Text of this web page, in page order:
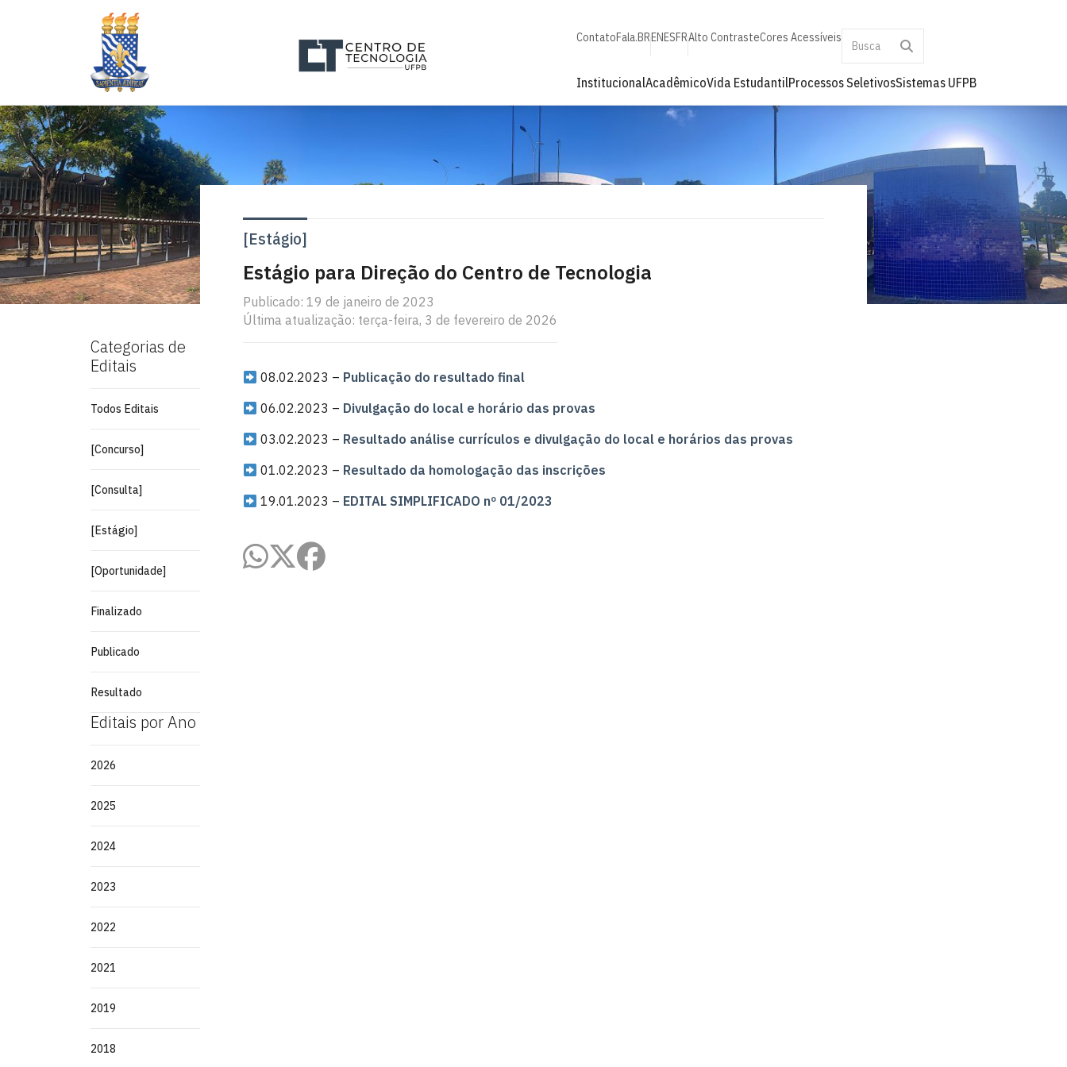
ContatoFala.BRENESFRAlto ContrasteCores Acessíveis
InstitucionalAcadêmicoVida EstudantilProcessos SeletivosSistemas UFPB
Categorias de
Editais
Todos Editais
[Concurso]
[Consulta]
[Estágio]
[Oportunidade]
Finalizado
Publicado
Resultado
Editais por Ano
2026
2025
2024
2023
2022
2021
2019
2018
[Estágio]
Estágio para Direção do Centro de Tecnologia
Publicado: 19 de janeiro de 2023
Última atualização: terça-feira, 3 de fevereiro de 2026
08.02.2023 – Publicação do resultado final
06.02.2023 – Divulgação do local e horário das provas
03.02.2023 – Resultado análise currículos e divulgação do local e horários das provas
01.02.2023 – Resultado da homologação das inscrições
19.01.2023 – EDITAL SIMPLIFICADO nº 01/2023